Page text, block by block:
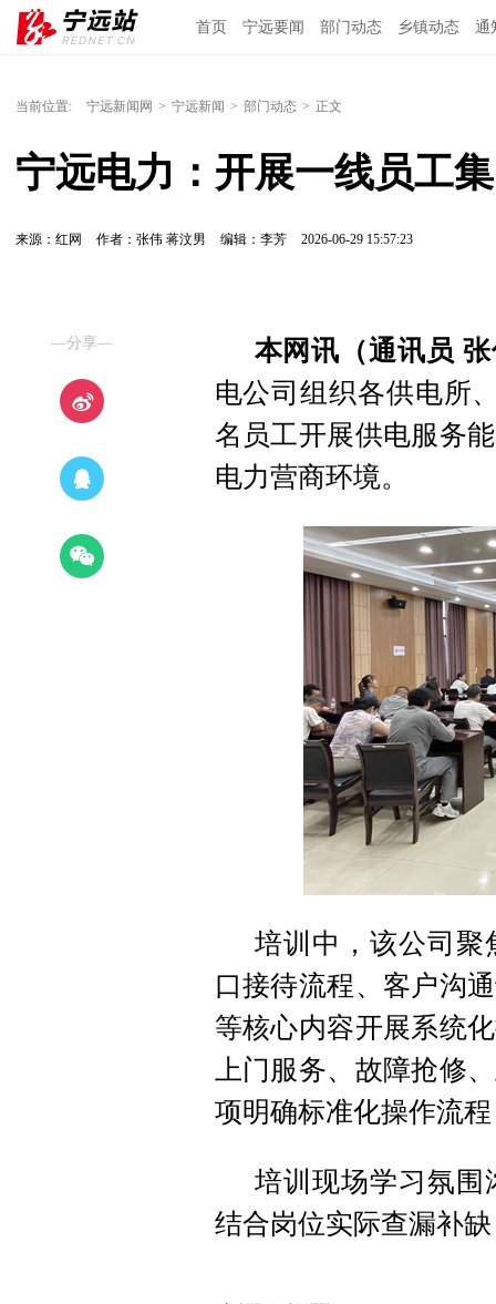
首页 宁远要闻 部门动态 乡镇动态 通
当前位置: 宁远新闻网 > 宁远新闻 > 部门动态 > 正文
宁远电力：开展一线员工
来源：红网 作者：张伟 蒋汶男 编辑：李芳 2026-06-29 15:57:23
—分享—
本网讯（通讯员
电公司组织各供电所
名员工开展供电服务
电力营商环境。
培训中，该公司聚
口接待流程、客户沟
等核心内容开展系统
上门服务、故障抢修
项明确标准化操作流
培训现场学习氛围
结合岗位实际查漏补